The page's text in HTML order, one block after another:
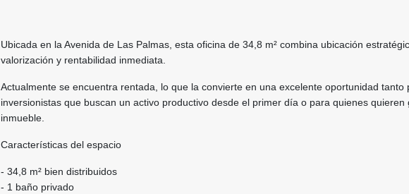
Ubicada en la Avenida de Las Palmas, esta oficina de 34,8 m² combina ubicación
valorización y rentabilidad inmediata.
Actualmente se encuentra rentada, lo que la convierte en una excelente oportunidad tanto
inversionistas que buscan un activo productivo desde el primer día o para quienes quieren
inmueble.
Características del espacio
- 34,8 m² bien distribuidos
- 1 baño privado